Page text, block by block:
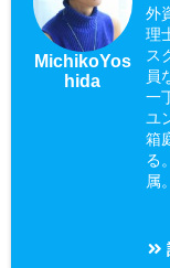
MichikoYos
hida
外
理
ス
員
一
ユ
箱
る
属。